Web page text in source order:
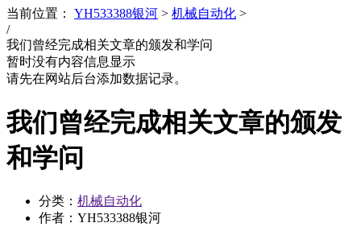
当前位置： YH533388银河 > 机械自动化 >
/
我们曾经完成相关文章的颁发和学问
暂时没有内容信息显示
请先在网站后台添加数据记录。
我们曾经完成相关文章的颁发
和学问
分类： 机械自动化
作者：YH533388银河